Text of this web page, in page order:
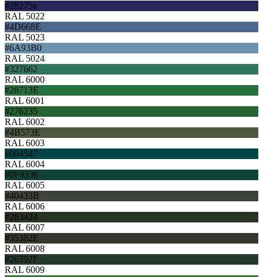
#28275a
RAL 5022
#4D668E
RAL 5023
#6A93B0
RAL 5024
#327662
RAL 6000
#28713E
RAL 6001
#276235
RAL 6002
#4B573E
RAL 6003
#004547
RAL 6004
#0F4336
RAL 6005
#40433B
RAL 6006
#283424
RAL 6007
#35382E
RAL 6008
#26392F
RAL 6009